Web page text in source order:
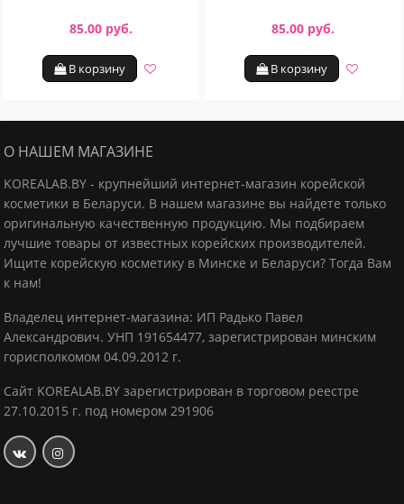
85.00 руб.
В корзину
85.00 руб.
В корзину
О НАШЕМ МАГАЗИНЕ
KOREALAB.BY - крупнейший интернет-магазин корейской
косметики в Беларуси. В нашем магазине вы найдете только
оригинальную качественную продукцию. Мы подбираем
лучшие товары от известных корейских производителей.
Ищите корейскую косметику в Минске и Беларуси? Тогда Вам
к нам!
Владелец интернет-магазина: ИП Радько Павел
Александрович. УНП 191654477, зарегистрирован минским
горисполкомом 04.09.2012 г.
Сайт KOREALAB.BY зарегистрирован в торговом реестре
27.10.2015 г. под номером 291906